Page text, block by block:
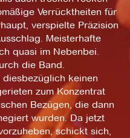
Verrücktheiten für
verspielte Präzision
Meisterhafte
quasi im Nebenbei.
die Band.
keinen
zum Konzentrat
Bezügen, die dann
wurden. Da jetzt
schickt sich,